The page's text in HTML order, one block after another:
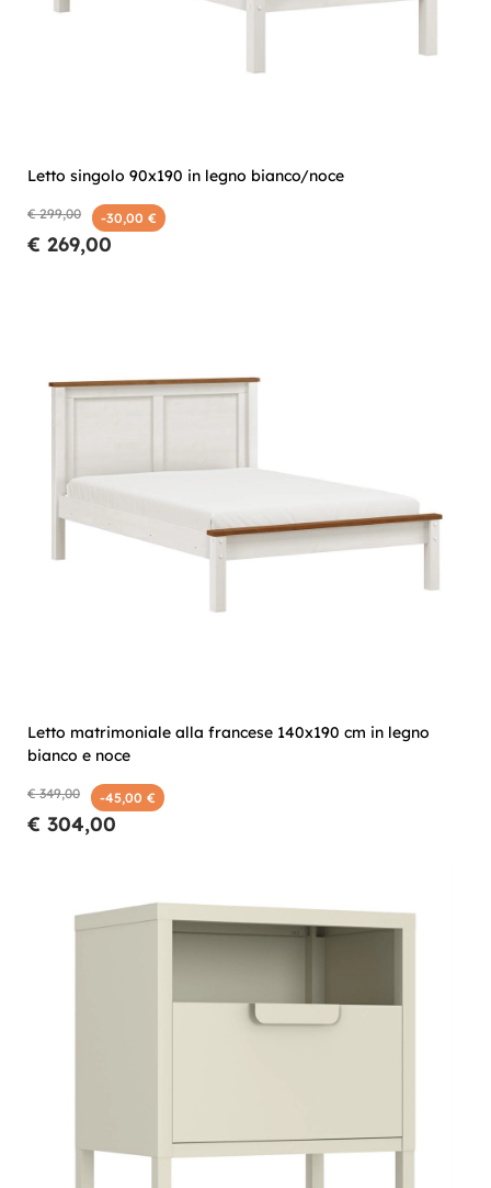
Letto singolo 90x190 in legno bianco/noce
€ 299,00 -30,00 €
€ 269,00
Letto matrimoniale alla francese 140x190 cm in legno
bianco e noce
€ 349,00 -45,00 €
€ 304,00